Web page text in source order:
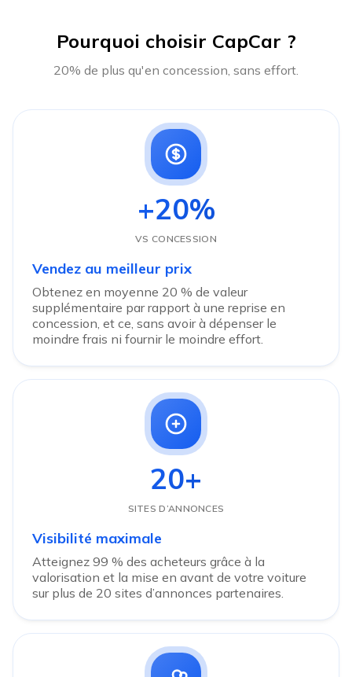
Pourquoi choisir CapCar ?
20% de plus qu'en concession, sans effort.
+20%
VS CONCESSION
Vendez au meilleur prix
Obtenez en moyenne 20 % de valeur
supplémentaire par rapport à une reprise en
concession, et ce, sans avoir à dépenser le
moindre frais ni fournir le moindre effort.
20+
SITES D’ANNONCES
Visibilité maximale
Atteignez 99 % des acheteurs grâce à la
valorisation et la mise en avant de votre voiture
sur plus de 20 sites d’annonces partenaires.